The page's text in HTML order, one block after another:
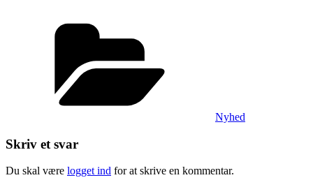
Nyhed
Skriv et svar
Du skal være logget ind for at skrive en kommentar.